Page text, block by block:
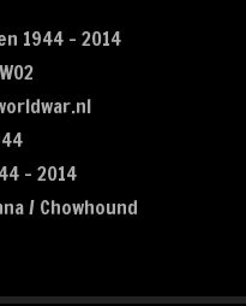
1944 - 2014
- 2014
/ Chowhound